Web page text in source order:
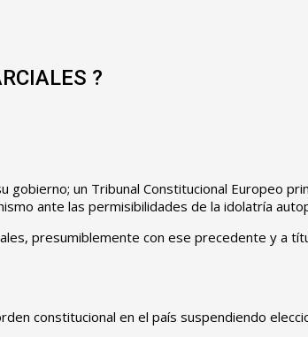
?
gobierno; un Tribunal Constitucional Europeo
ante las permisibilidades de la idolatría
presumiblemente con ese precedente y a
constitucional en el país suspendiendo